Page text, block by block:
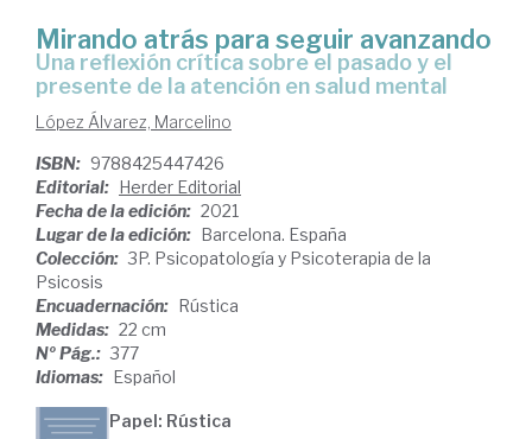
Mirando atrás para seguir avanzando
una reflexión crítica sobre el pasado y el
presente de la atención en salud mental
López Álvarez, Marcelino
ISBN: 9788425447426
Editorial: Herder Editorial
Fecha de la edición: 2021
Lugar de la edición: Barcelona. España
Colección: 3P. Psicopatología y Psicoterapia de la
Psicosis
Encuadernación: Rústica
Medidas: 22 cm
Nº Pág.: 377
Idiomas: Español
Papel: Rústica